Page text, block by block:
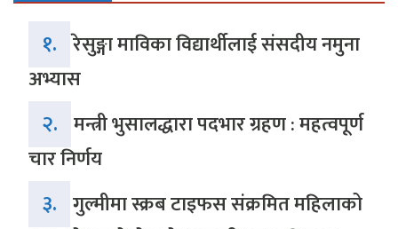
१. रेसुङ्गा माविका विद्यार्थीलाई संसदीय नमुना
अभ्यास
२. मन्त्री भुसालद्धारा पदभार ग्रहण : महत्वपूर्ण
चार निर्णय
३. गुल्मीमा स्क्रब टाइफस संक्रमित महिलाको